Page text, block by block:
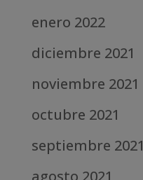
enero 2022
diciembre 2021
noviembre 2021
octubre 2021
septiembre 2021
agosto 2021